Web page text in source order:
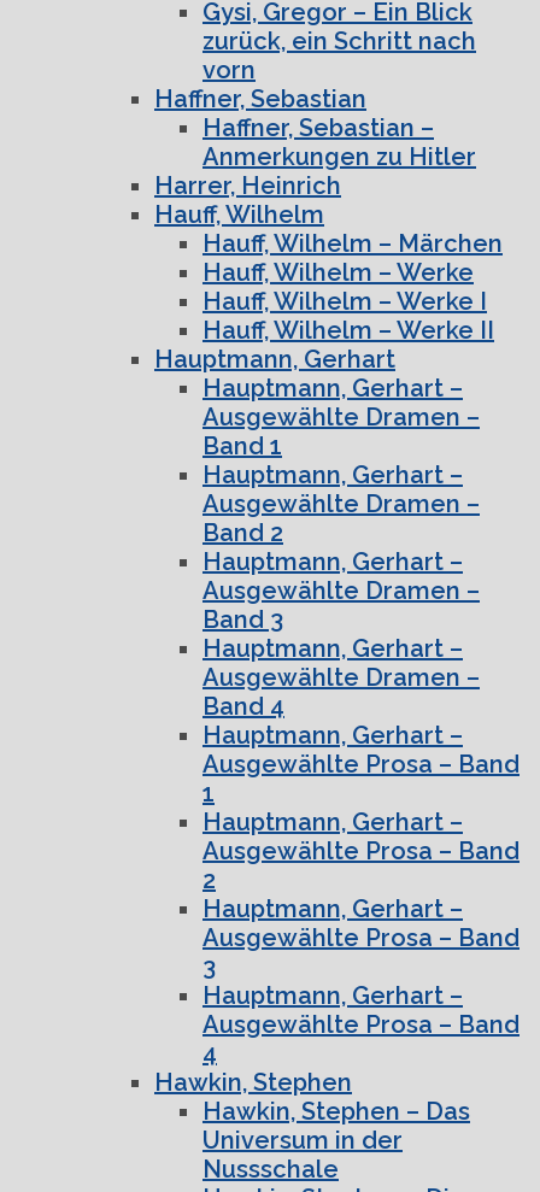
Gysi, Gregor – Ein Blick
zurück, ein Schritt nach
vorn
Haffner, Sebastian
Haffner, Sebastian –
Anmerkungen zu Hitler
Harrer, Heinrich
Hauff, Wilhelm
Hauff, Wilhelm – Märchen
Hauff, Wilhelm – Werke
Hauff, Wilhelm – Werke I
Hauff, Wilhelm – Werke II
Hauptmann, Gerhart
Hauptmann, Gerhart –
Ausgewählte Dramen –
Band 1
Hauptmann, Gerhart –
Ausgewählte Dramen –
Band 2
Hauptmann, Gerhart –
Ausgewählte Dramen –
Band 3
Hauptmann, Gerhart –
Ausgewählte Dramen –
Band 4
Hauptmann, Gerhart –
Ausgewählte Prosa – Band
1
Hauptmann, Gerhart –
Ausgewählte Prosa – Band
2
Hauptmann, Gerhart –
Ausgewählte Prosa – Band
3
Hauptmann, Gerhart –
Ausgewählte Prosa – Band
4
Hawkin, Stephen
Hawkin, Stephen – Das
Universum in der
Nussschale